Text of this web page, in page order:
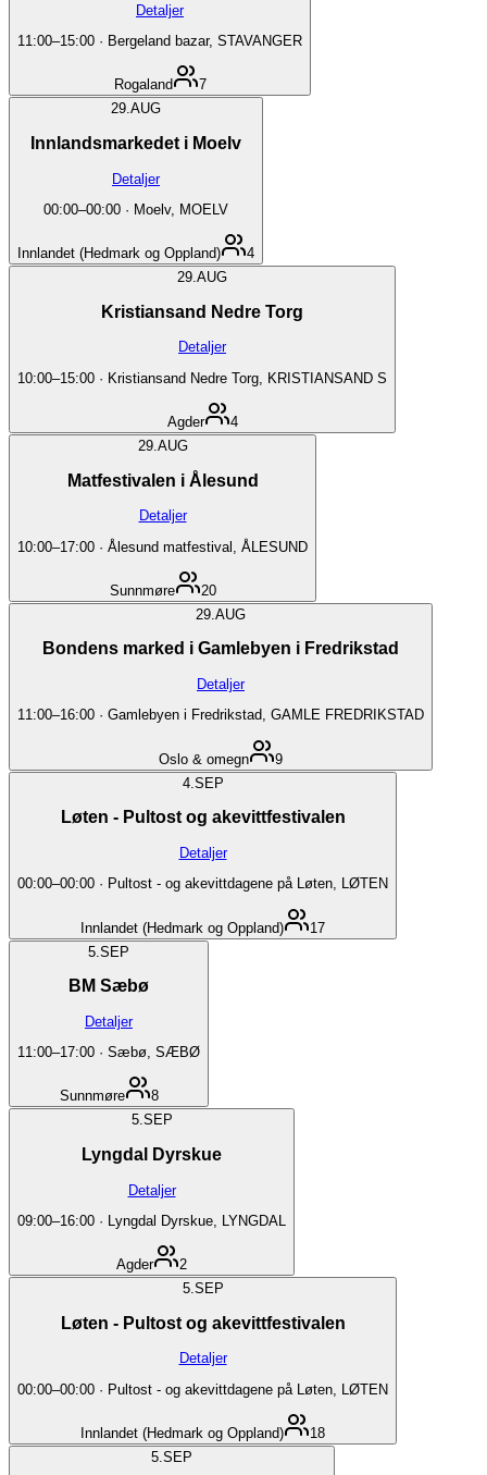
Detaljer
11:00–15:00 · Bergeland bazar, STAVANGER
Rogaland
7
29.AUG
Innlandsmarkedet i Moelv
Detaljer
00:00–00:00 · Moelv, MOELV
Innlandet (Hedmark og Oppland)
4
29.AUG
Kristiansand Nedre Torg
Detaljer
10:00–15:00 · Kristiansand Nedre Torg, KRISTIANSAND S
Agder
4
29.AUG
Matfestivalen i Ålesund
Detaljer
10:00–17:00 · Ålesund matfestival, ÅLESUND
Sunnmøre
20
29. AUG
Bondens marked i Gamlebyen i Fredrikstad
Detaljer
11:00–16:00 · Gamlebyen i Fredrikstad, GAMLE FREDRIKSTAD
Oslo & omegn
9
4. SEP
Løten - Pultost og akevittfestivalen
Detaljer
00:00–00:00 · Pultost - og akevittdagene på Løten, LØTEN
Innlandet (Hedmark og Oppland)
17
5. SEP
BM Sæbø
Detaljer
11:00–17:00 · Sæbø, SÆBØ
Sunnmøre
8
5.SEP
Lyngdal Dyrskue
Detaljer
09:00–16:00 · Lyngdal Dyrskue, LYNGDAL
Agder
2
5.SEP
Løten - Pultost og akevittfestivalen
Detaljer
00:00–00:00 · Pultost - og akevittdagene på Løten, LØTEN
Innlandet (Hedmark og Oppland)
18
5.SEP